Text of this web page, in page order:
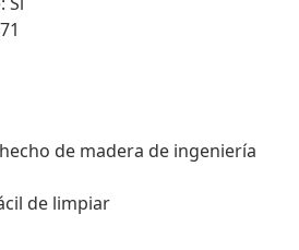
de madera de ingeniería
de limpiar